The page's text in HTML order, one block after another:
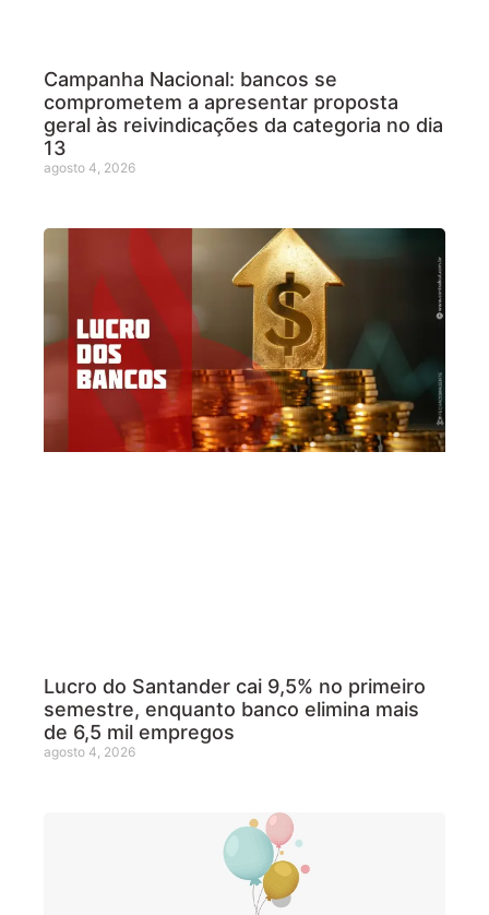
Campanha Nacional: bancos se
comprometem a apresentar proposta
geral às reivindicações da categoria no dia
13
agosto 4, 2026
Lucro do Santander cai 9,5% no primeiro
semestre, enquanto banco elimina mais
de 6,5 mil empregos
agosto 4, 2026